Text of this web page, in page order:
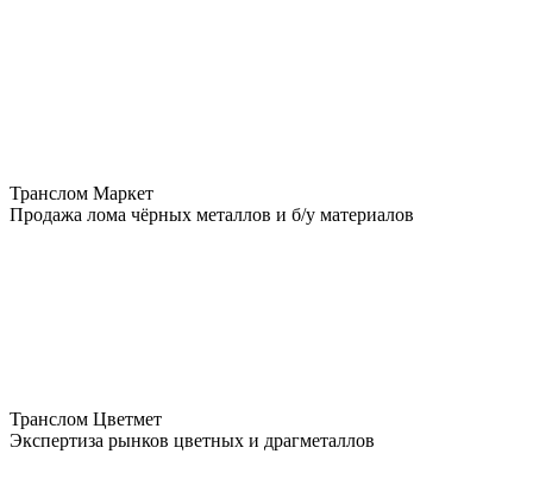
Транслом Маркет
Продажа лома чёрных металлов и б/у материалов
Транслом Цветмет
Экспертиза рынков цветных и драгметаллов